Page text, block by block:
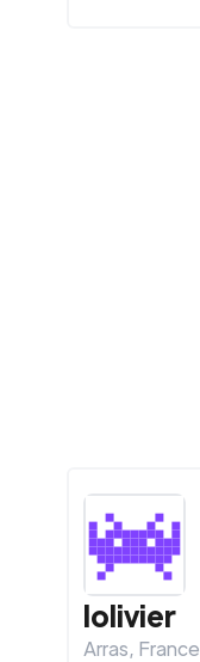
lolivier
Arras, France